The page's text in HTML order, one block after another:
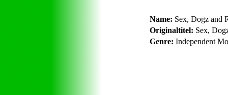
Name: Sex, Dogz and
Originaltitel: Sex,
Genre: Independent